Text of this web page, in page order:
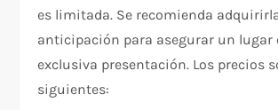
es limitada. Se recomienda
anticipación para asegurar un lugar
exclusiva presentación. Los precios
siguientes: